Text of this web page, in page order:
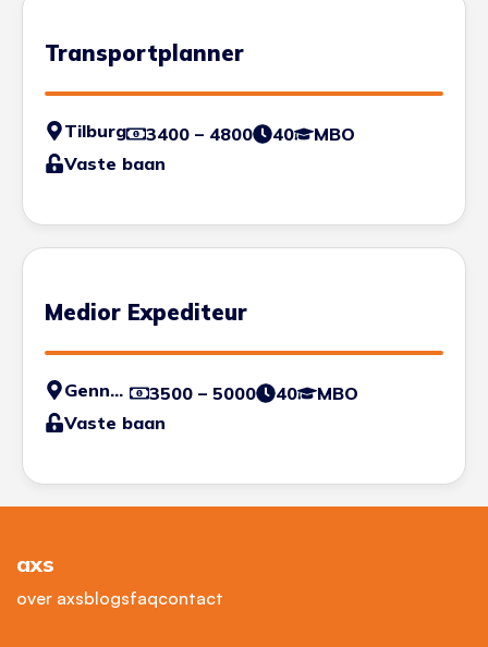
Transportplanner
Tilburg 3400 – 4800 40
MBO
Vaste baan
Medior Expediteur
Gennep 3500 – 5000 40
MBO
Vaste baan
axs
over axsblogsfaqcontact